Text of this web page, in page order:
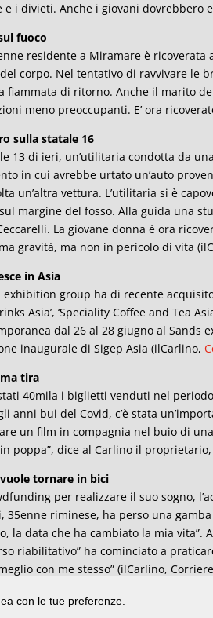
e i divieti. Anche i giovani dovrebbero
fuoco
residente a Miramare è ricoverata
corpo. Nel tentativo di ravvivare le
fiammata di ritorno. Anche il marito
meno preoccupanti. E’ ora
sulla statale 16
13 di ieri, un’utilitaria condotta da
in cui avrebbe urtato un’auto
un’altra vettura. L’utilitaria si è
margine del fosso. Alla guida una
La giovane donna è ora
gravità, ma non in pericolo di vita
in Asia
exhibition group ha di recente
Asia’, ‘Speciality Coffee and Tea
dal 26 al 28 giugno al Sands
inaugurale di Sigep Asia (ilCarlino,
tira
40mila i biglietti venduti nel
anni bui del Covid, c’è stata
un film in compagnia nel buio di
poppa”, dice al Carlino il
tornare in bici
per realizzare il suo sogno,
35enne riminese, ha perso una
la data che ha cambiato la mia vita”.
riabilitativo” ha cominciato a
con me stesso” (ilCarlino,
con le tue preferenze.